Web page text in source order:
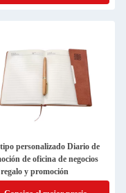
personalizado Diario de
de oficina de negocios
y promoción